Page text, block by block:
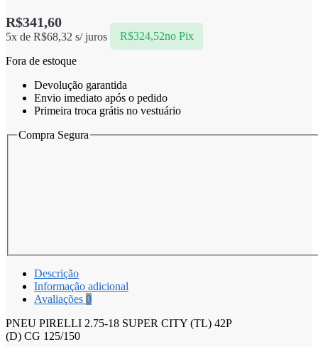
R$341,60
5x de R$68,32 s/ juros R$324,52no Pix
Fora de estoque
Devolução garantida
Envio imediato após o pedido
Primeira troca grátis no vestuário
Compra Segura
Descrição
Informação adicional
Avaliações 0
PNEU PIRELLI 2.75-18 SUPER CITY (TL) 42P
(D) CG 125/150